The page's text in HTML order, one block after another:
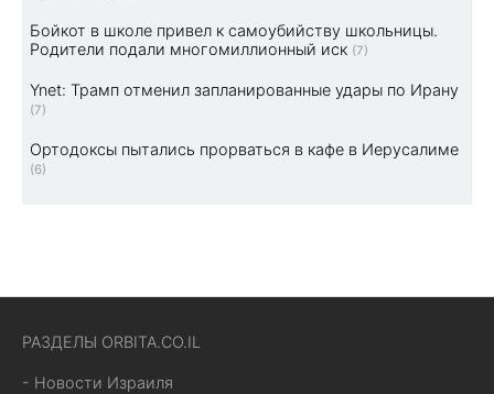
Бойкот в школе привел к самоубийству школьницы.
Родители подали многомиллионный иск (7)
Ynet: Трамп отменил запланированные удары по Ирану
(7)
Ортодоксы пытались прорваться в кафе в Иерусалиме
(6)
РАЗДЕЛЫ ORBITA.CO.IL
- Новости Израиля